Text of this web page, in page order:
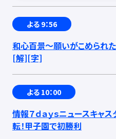
よる 9：56
和心百景〜願いがこめられ
[解][字]
よる 10：00
情報７ｄａｙｓニュースキャス
転！甲子園で初勝利